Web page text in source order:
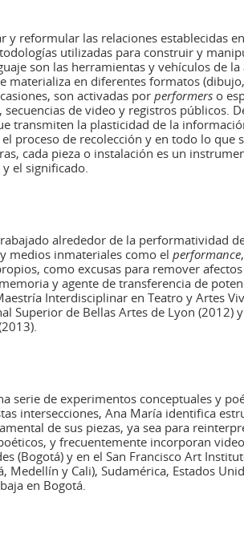
y reformular las relaciones establecidas
utilizadas para construir y
son las herramientas y vehículos de
materializa en diferentes formatos
son activadas porperformers o
de video y registros públicos.
transmiten la plasticidad de la
proceso de recolección y en todo lo que
cada pieza o instalación es un
el significado.
alrededor de la performatividad
medios inmateriales como el performance
como excusas para remover
y agente de transferencia de
Interdisciplinar en Teatro y Artes
Superior de Bellas Artes de Lyon
serie de experimentos conceptuales y
intersecciones, Ana María identifica
de sus piezas, ya sea para
y frecuentemente incorporan
(Bogotá) y en el San Francisco Art
Medellín y Cali), Sudamérica, Estados
en Bogotá.